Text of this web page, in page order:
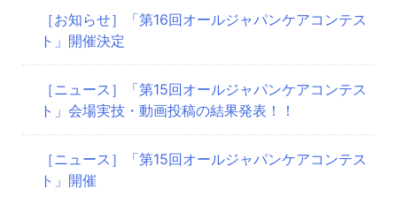
［お知らせ］「第16回オールジャパンケアコンテス
ト」開催決定
［ニュース］「第15回オールジャパンケアコンテス
ト」会場実技・動画投稿の結果発表！！
［ニュース］「第15回オールジャパンケアコンテス
ト」開催